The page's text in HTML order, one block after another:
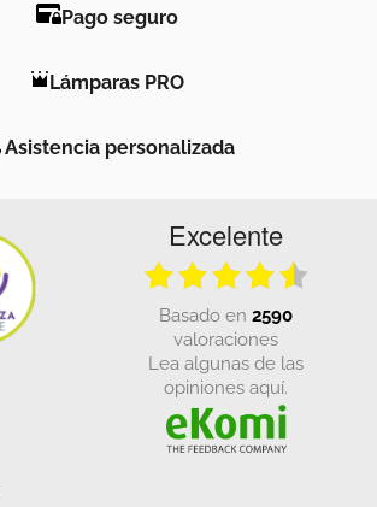
Pago seguro
Lámparas PRO
Asistencia personalizada
Excelente
basado en 2590
valoraciones
Lea algunas de las
opiniones aquí.